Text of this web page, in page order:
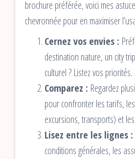
brochure préférée, voici mes
chevronnée pour en maximiser
Cernez vos envies :
destination nature, un city
culturel ? Listez vos priorités.
Comparez : Regardez
pour confronter les tarifs,
excursions, transports) et
Lisez entre les lignes :
conditions générales, les